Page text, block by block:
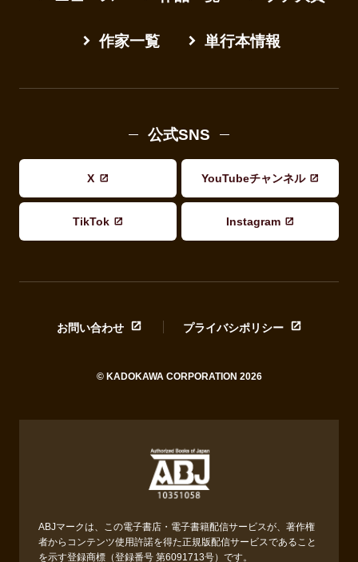
作家一覧 単行本情報
公式SNS
X YouTubeチャンネル
TikTok Instagram
お問い合わせ プライバシポリシー
© KADOKAWA CORPORATION 2026
ABJマークは、この電子書店・電子書籍配信サービスが、著作権
者からコンテンツ使用許諾を得た正規版配信サービスであること
を示す登録商標（登録番号 第6091713号）です。